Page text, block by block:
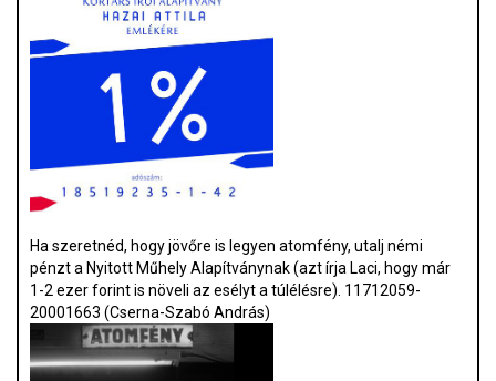
Ha szeretnéd, hogy jövőre is legyen atomfény, utalj némi
pénzt a Nyitott Műhely Alapítványnak (azt írja Laci, hogy már
1-2 ezer forint is növeli az esélyt a túlélésre). 11712059-
20001663 (Cserna-Szabó András)